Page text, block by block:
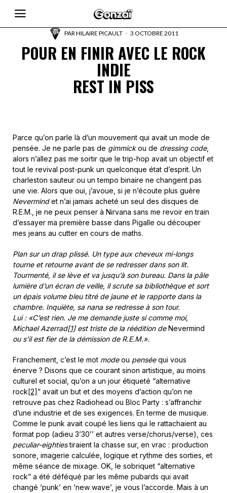
PARHILAIRE PICAULT 3 OCTOBRE 2011
POUR EN FINIR AVEC LE ROCK
INDIE
REST IN PISS
Parce qu’on parle là d’un mouvement qui avait un mode de
pensée. Je ne parle pas de gimmickou de dressing code,
alors n’allez pas me sortir que le trip-hop avait un objectif et
tout le revival post-punk un quelconque état d’esprit. Un
charleston sauteur ou un tempo binaire ne changent pas
une vie. Alors que oui, j’avoue, si je n’écoute plus guère
Nevermindet n’ai jamais acheté un seul des disques de
R.E.M., je ne peux penser à Nirvana sans me revoir en train
d’essayer ma première basse dans Pigalle ou découper
mes jeans au cutter en cours de maths.
Plan sur un drap plissé. Un type aux cheveux mi-longs
tourne et retourne avant de se redresser dans son lit.
Tourmenté, il se lève et va jusqu’à son bureau. Dans la pâle
lumière d’un écran de veille, il scrute sa bibliothèque et sort
un épais volume bleu titré de jaune et le rapporte dans la
chambre. Inquiète, sa nana se redresse à son tour.
Lui : «C’est rien. Je me demande juste si comme moi,
Michael Azerrad[1]est triste de la réédition deNevermind
ou s’il est fier de la démission de R.E.M.».
Franchement, c’est le mot modeou penséequi vous
énerve ? Disons que ce courant sinon artistique, au moins
culturel et social, qu’on a un jour étiqueté “alternative
rock[2] ” avait un but et des moyens d’action qu’on ne
retrouve pas chez Radiohead ou Bloc Party : s’affranchir
d’une industrie et de ses exigences. En terme de musique.
Comme le punk avait coupé les liens qui le rattachaient au
format pop (adieu 3’30’’ et autres verse/chorus/verse), ces
peculiar-eightiestiraient la chasse sur, en vrac : production
sonore, imagerie calculée, logique et rythme des sorties, et
même séance de mixage. OK, le sobriquet “alternative
rock” a été déféqué par les même pubards qui avait
changé ‘punk’ en ‘new wave’, je vous l’accorde. Mais à un